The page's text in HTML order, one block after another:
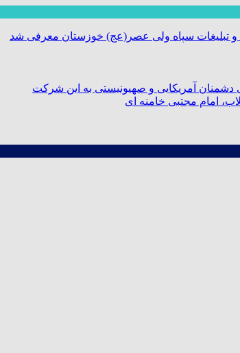
تبلیغات سپاه ولی عصر(عج) خوزستان معرفی شد
دشمنان آمریکایی و صهیونیستی به این شرکت
امام مجتبی خامنه ای